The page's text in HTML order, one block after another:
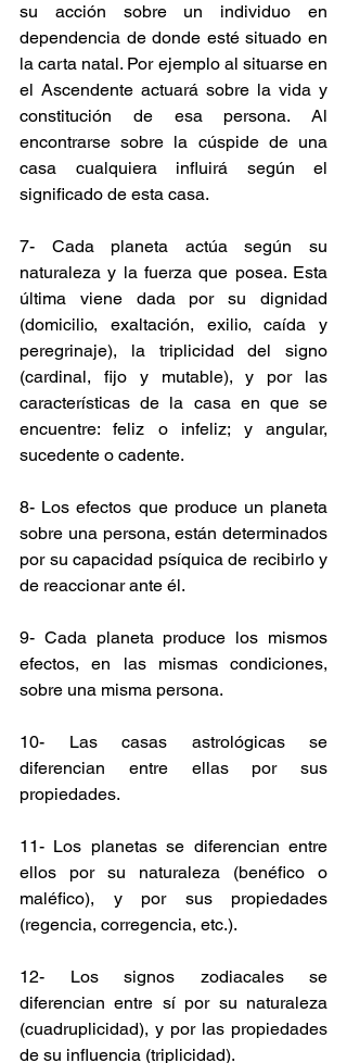
su acción sobre un individuo en
dependencia de donde esté situado en
la carta natal. Por ejemplo al situarse en
el Ascendente actuará sobre la vida y
constitución de esa persona. Al
encontrarse sobre la cúspide de una
casa cualquiera influirá según el
significado de esta casa.
7- Cada planeta actúa según su
naturaleza y la fuerza que posea. Esta
última viene dada por su dignidad
(domicilio, exaltación, exilio, caída y
peregrinaje), la triplicidad del signo
(cardinal, fijo y mutable), y por las
características de la casa en que se
encuentre: feliz o infeliz; y angular,
sucedente o cadente.
8- Los efectos que produce un planeta
sobre una persona, están determinados
por su capacidad psíquica de recibirlo y
de reaccionar ante él.
9- Cada planeta produce los mismos
efectos, en las mismas condiciones,
sobre una misma persona.
10- Las casas astrológicas se
diferencian entre ellas por sus
propiedades.
11- Los planetas se diferencian entre
ellos por su naturaleza (benéfico o
maléfico), y por sus propiedades
(regencia, corregencia, etc.).
12- Los signos zodiacales se
diferencian entre sí por su naturaleza
(cuadruplicidad), y por las propiedades
de su influencia (triplicidad).